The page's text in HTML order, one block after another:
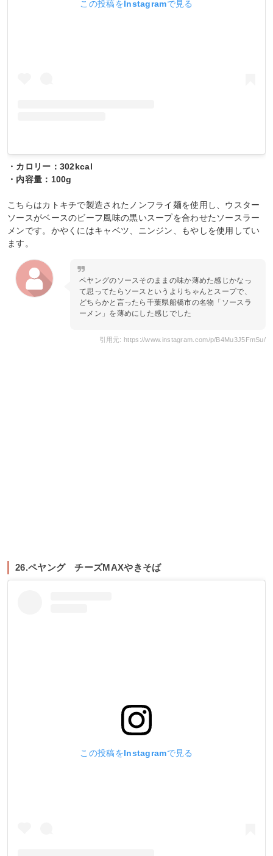
この投稿をInstagramで見る
・カロリー：302kcal
・内容量：100g
こちらはカトキチで製造されたノンフライ麺を使用し、ウスター
ソースがベースのビーフ風味の黒いスープを合わせたソースラー
メンです。かやくにはキャベツ、ニンジン、もやしを使用してい
ます。
ペヤングのソースそのままの味か薄めた感じかなっ
て思ってたらソースというよりちゃんとスープで、
どちらかと言ったら千葉県船橋市の名物「ソースラ
ーメン」を薄めにした感じでした
引用元: https://www.instagram.com/p/B4Mu3J5FmSu/
26.ペヤング チーズMAXやきそば
この投稿をInstagramで見る